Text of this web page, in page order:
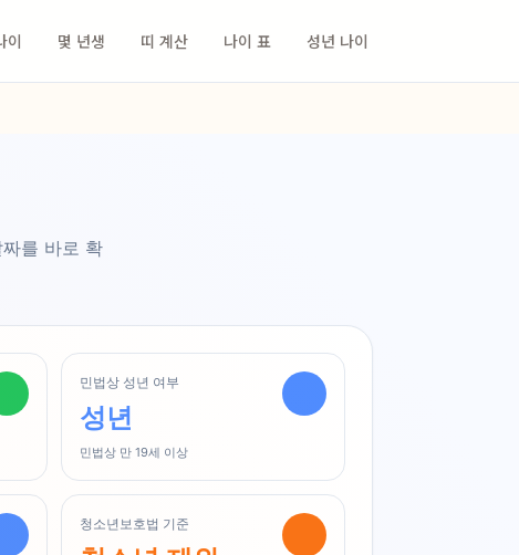
이 몇 년생 띠 계산 나이 표 성년 나이
를 바로 확
민법상 성년 여부
성년
민법상 만 19세 이상
청소년보호법 기준